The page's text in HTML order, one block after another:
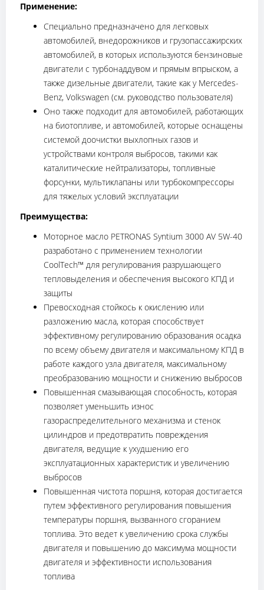
Применение:
Специально предназначено для легковых
автомобилей, внедорожников и грузопассажирских
автомобилей, в которых используются бензиновые
двигатели с турбонаддувом и прямым впрыском, а
также дизельные двигатели, такие как у Mercedes-
Benz, Volkswagen (см. руководство пользователя)
Оно также подходит для автомобилей, работающих
на биотопливе, и автомобилей, которые оснащены
системой доочистки выхлопных газов и
устройствами контроля выбросов, такими как
каталитические нейтрализаторы, топливные
форсунки, мультиклапаны или турбокомпрессоры
для тяжелых условий эксплуатации
Преимущества:
Моторное масло PETRONAS Syntium 3000 AV 5W-40
разработано с применением технологии
CoolTech™ для регулирования разрушающего
тепловыделения и обеспечения высокого КПД и
защиты
Превосходная стойкось к окислению или
разложению масла, которая способствует
эффективному регулированию образования осадка
по всему объему двигателя и максимальному КПД в
работе каждого узла двигателя, максимальному
преобразованию мощности и снижению выбросов
Повышенная смазывающая способность, которая
позволяет уменьшить износ
газораспределительного механизма и стенок
цилиндров и предотвратить повреждения
двигателя, ведущие к ухудшению его
эксплуатационных характеристик и увеличению
выбросов
Повышенная чистота поршня, которая достигается
путем эффективного регулирования повышения
температуры поршня, вызванного сгоранием
топлива. Это ведет к увеличению срока службы
двигателя и повышению до максимума мощности
двигателя и эффективности использования
топлива